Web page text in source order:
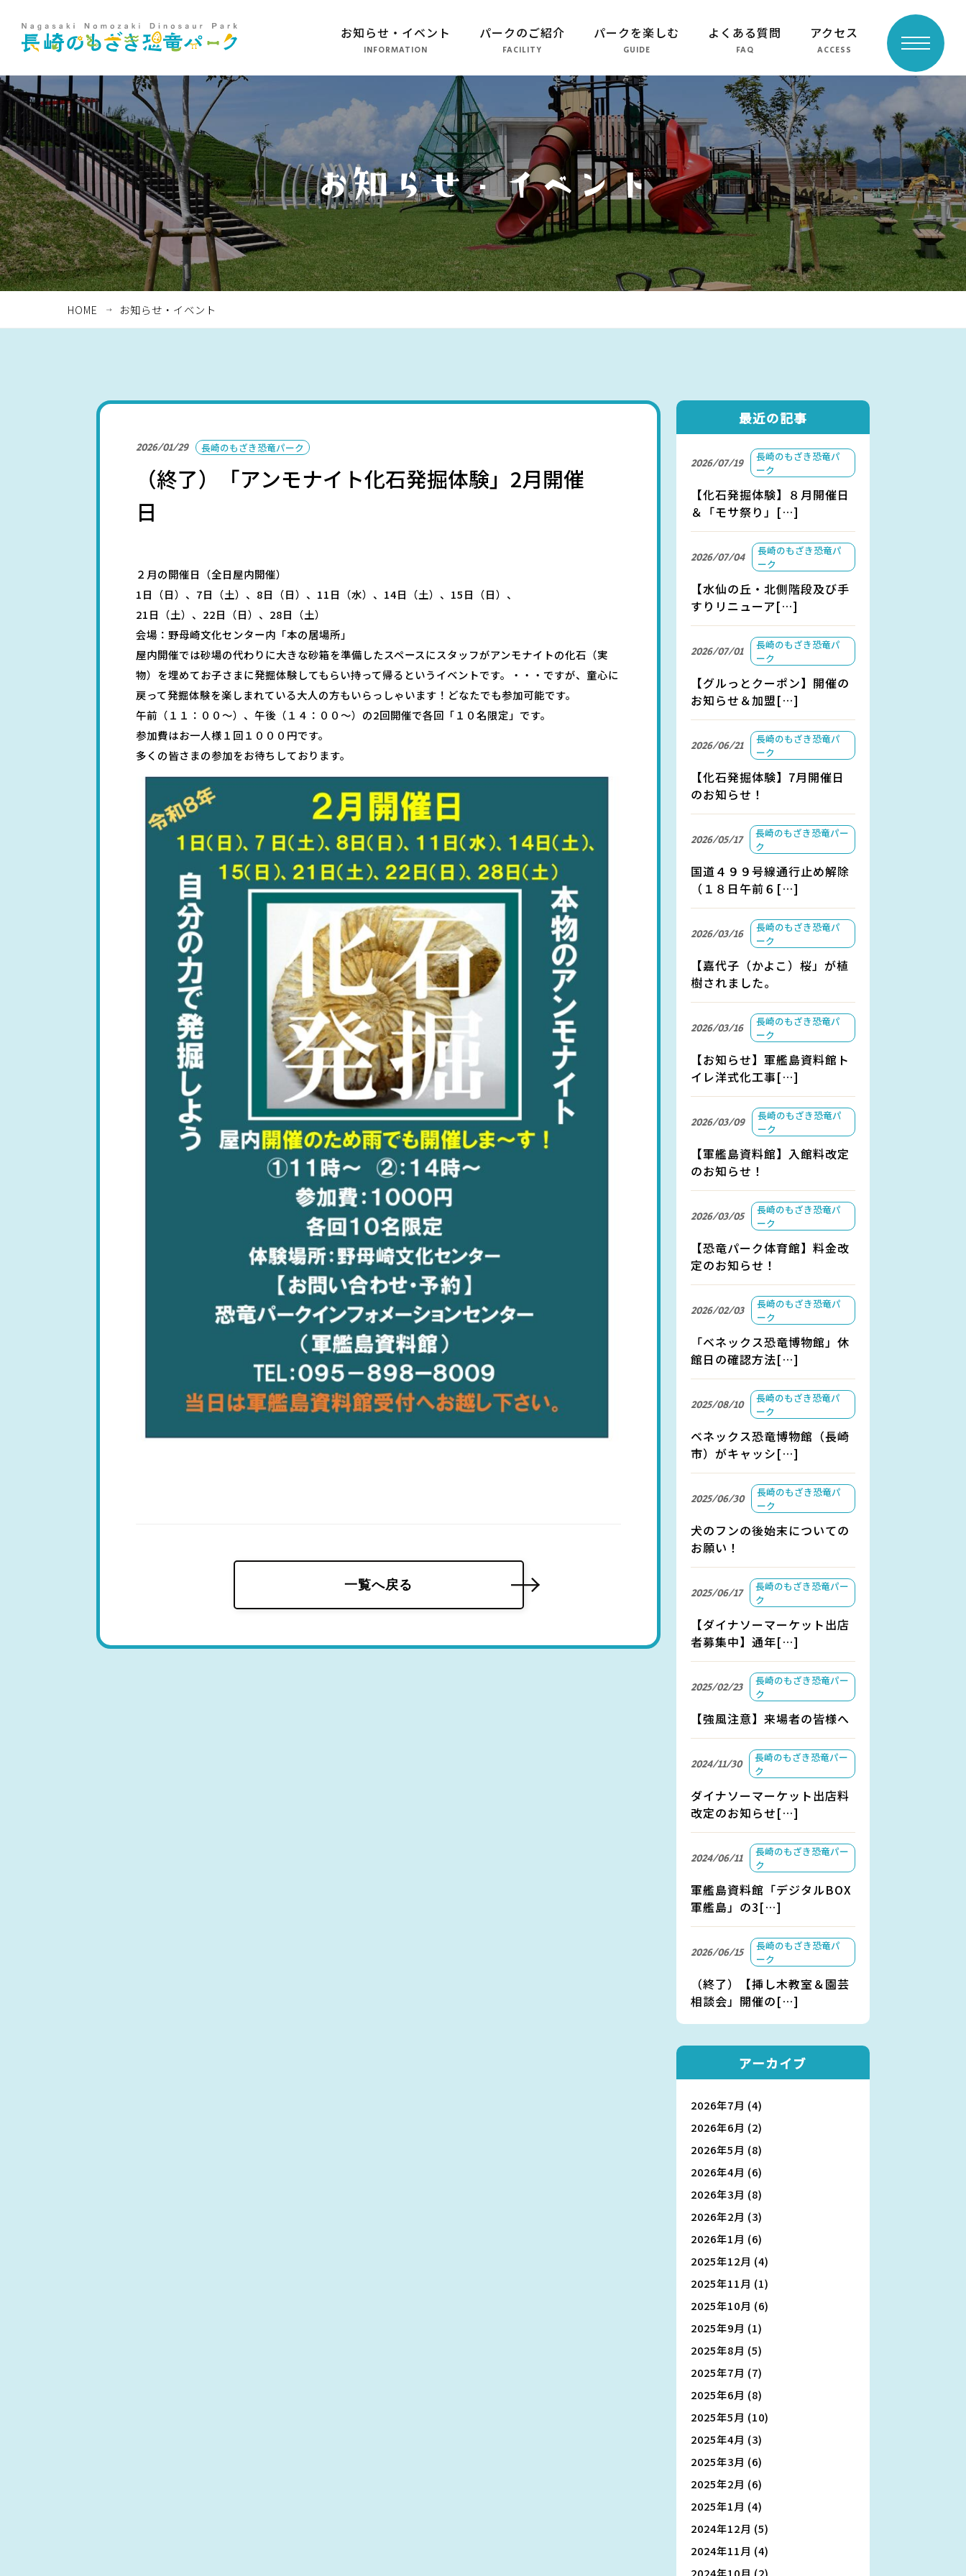
お知らせ・イベント
INFORMATION
パークのご紹介
FACILITY
パークを楽しむ
GUIDE
よくある質問
FAQ
アクセス
ACCESS
toggle
navigation
ホーム
お知らせ・イベント
パークを楽しむ
パークのご紹介
長崎市恐竜博物館
こども広場
水仙の丘
野母崎文化センター
よくある質問
周辺スポット
アクセス
個人情報保護方針
HOME お知らせ・イベント
2026/01/29 長崎のもざき恐竜パーク
（終了）「アンモナイト化石発掘体験」2月開催
日
２月の開催日（全日屋内開催）
1日（日）、7日（土）、8日（日）、11日（水）、14日（土）、15日（日）、
21日（土）、22日（日）、28日（土）
会場：野母崎文化センター内「本の居場所」
屋内開催では砂場の代わりに大きな砂箱を準備したスペースにスタッフがアンモナイトの化石（実
物）を埋めてお子さまに発掘体験してもらい持って帰るというイベントです。・・・ですが、童心に
戻って発掘体験を楽しまれている大人の方もいらっしゃいます！どなたでも参加可能です。
午前（１１：００～）、午後（１４：００～）の2回開催で各回「１０名限定」です。
参加費はお一人様１回１０００円です。
多くの皆さまの参加をお待ちしております。
一覧へ戻る
最近の記事
2026/07/19
長崎のもざき恐竜パ
ーク
【化石発掘体験】８月開催日
＆「モサ祭り」[…]
2026/07/04
長崎のもざき恐竜パ
ーク
【水仙の丘・北側階段及び手
すりリニューア[…]
2026/07/01
長崎のもざき恐竜パ
ーク
【グルっとクーポン】開催の
お知らせ＆加盟[…]
2026/06/21
長崎のもざき恐竜パ
ーク
【化石発掘体験】7月開催日
のお知らせ！
2026/05/17
長崎のもざき恐竜パー
ク
国道４９９号線通行止め解除
（１８日午前６[…]
2026/03/16
長崎のもざき恐竜パ
ーク
【嘉代子（かよこ）桜」が植
樹されました。
2026/03/16
長崎のもざき恐竜パ
ーク
【お知らせ】軍艦島資料館ト
イレ洋式化工事[…]
2026/03/09
長崎のもざき恐竜パ
ーク
【軍艦島資料館】入館料改定
のお知らせ！
2026/03/05
長崎のもざき恐竜パ
ーク
【恐竜パーク体育館】料金改
定のお知らせ！
2026/02/03
長崎のもざき恐竜パ
ーク
「ベネックス恐竜博物館」休
館日の確認方法[…]
2025/08/10
長崎のもざき恐竜パ
ーク
ベネックス恐竜博物館（長崎
市）がキャッシ[…]
2025/06/30
長崎のもざき恐竜パ
ーク
犬のフンの後始末についての
お願い！
2025/06/17
長崎のもざき恐竜パー
ク
【ダイナソーマーケット出店
者募集中】通年[…]
2025/02/23
長崎のもざき恐竜パー
ク
【強風注意】来場者の皆様へ
2024/11/30
長崎のもざき恐竜パー
ク
ダイナソーマーケット出店料
改定のお知らせ[…]
2024/06/11
長崎のもざき恐竜パー
ク
軍艦島資料館「デジタルBOX
軍艦島」の3[…]
2026/06/15
長崎のもざき恐竜パ
ーク
（終了）【挿し木教室＆園芸
相談会」開催の[…]
アーカイブ
2026年7月 (4)
2026年6月 (2)
2026年5月 (8)
2026年4月 (6)
2026年3月 (8)
2026年2月 (3)
2026年1月 (6)
2025年12月 (4)
2025年11月 (1)
2025年10月 (6)
2025年9月 (1)
2025年8月 (5)
2025年7月 (7)
2025年6月 (8)
2025年5月 (10)
2025年4月 (3)
2025年3月 (6)
2025年2月 (6)
2025年1月 (4)
2024年12月 (5)
2024年11月 (4)